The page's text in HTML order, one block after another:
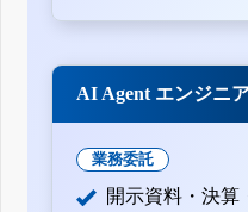
AI Agent エンジニ
業務委託
開示資料・決算